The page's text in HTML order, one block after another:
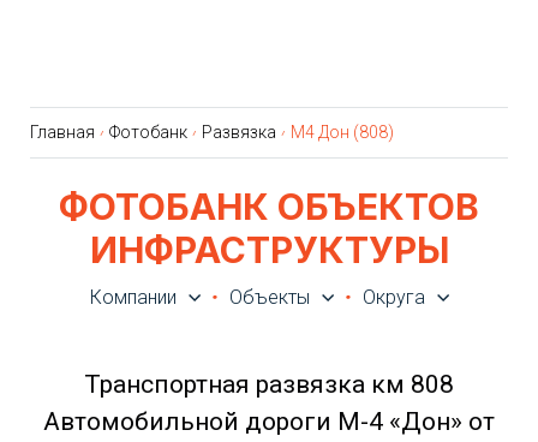
Главная Фотобанк Развязка М4 Дон (808)
ФОТОБАНК ОБЪЕКТОВ
ИНФРАСТРУКТУРЫ
Компании Объекты Округа
Транспортная развязка км 808
Автомобильной дороги М-4 «Дон» от